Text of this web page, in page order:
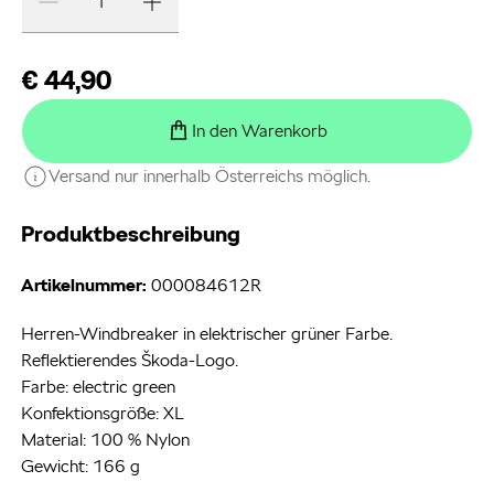
Produktbeschreibung
Artikelnummer: 000084612R
Herren-Windbreaker in elektrischer grüner Farbe.
Reflektierendes Škoda-Logo.
Farbe: electric green
Konfektionsgröße: XL
Material: 100 % Nylon
Gewicht: 166 g
€ 44,90
In den Warenkorb
Versand nur innerhalb Österreichs möglich.